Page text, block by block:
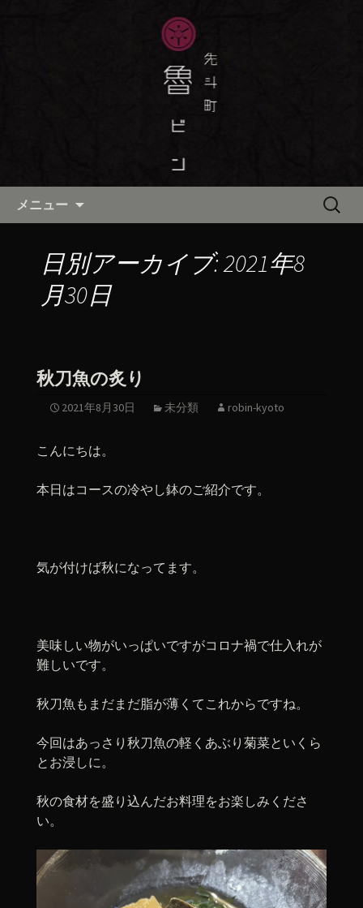
京都・先斗町の京料理・和食
「魯ビン（ろびん）」の公式ブ
京都・先斗町の京町家で美味しい季節
の京料理・和食が自慢の「魯ビン（ろ
びん）」がお店からのお知らせや、お
料理について最新情報をおとどけしま
メニュー
検
日別アーカイブ: 2021年8
月30日
秋刀魚の炙り
2021年8月30日 未分類 robin-kyoto
こんにちは。
本日はコースの冷やし鉢のご紹介です。
気が付けば秋になってます。
美味しい物がいっぱいですがコロナ禍で仕入れが
難しいです。
秋刀魚もまだまだ脂が薄くてこれからですね。
今回はあっさり秋刀魚の軽くあぶり菊菜といくら
とお浸しに。
秋の食材を盛り込んだお料理をお楽しみくださ
い。